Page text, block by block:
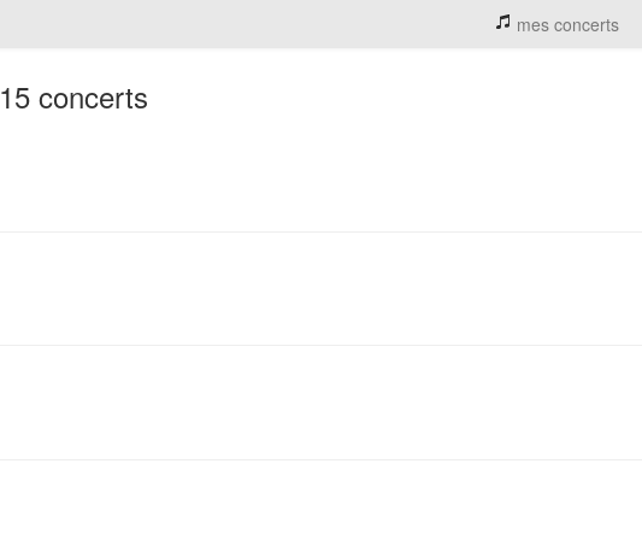
mes concerts
15 concerts